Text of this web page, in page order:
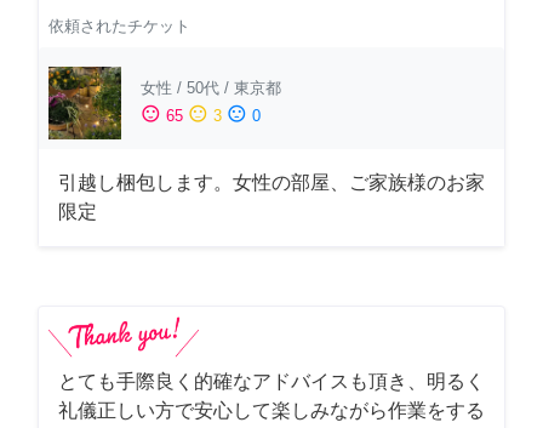
依頼されたチケット
女性 / 50代 / 東京都
sentiment_satisfied 65 sentiment_neutral 3 sentiment_dissatisfied 0
引越し梱包します。女性の部屋、ご家族様のお家
限定
とても手際良く的確なアドバイスも頂き、明るく
礼儀正しい方で安心して楽しみながら作業をする